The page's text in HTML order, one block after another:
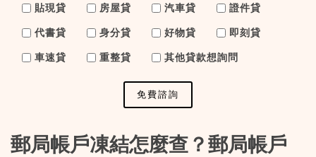
貼現貸 房屋貸 汽車貸 證件貸
代書貸 身分貸 好物貸 即刻貸
車速貸 重整貸 其他貸款想詢問
免費諮詢
郵局帳戶凍結怎麼查？郵局帳戶